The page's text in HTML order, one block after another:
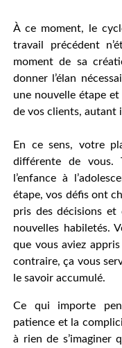
À ce moment, le
travail précédent
moment de sa
donner l’élan
une nouvelle étape
de vos clients, autant
En ce sens, votre
différente de vous.
l’enfance à
étape, vos défis ont
pris des décisions et
nouvelles habiletés.
que vous aviez
contraire, ça vous
le savoir accumulé.
Ce qui importe
patience et la
à rien de s’imaginer